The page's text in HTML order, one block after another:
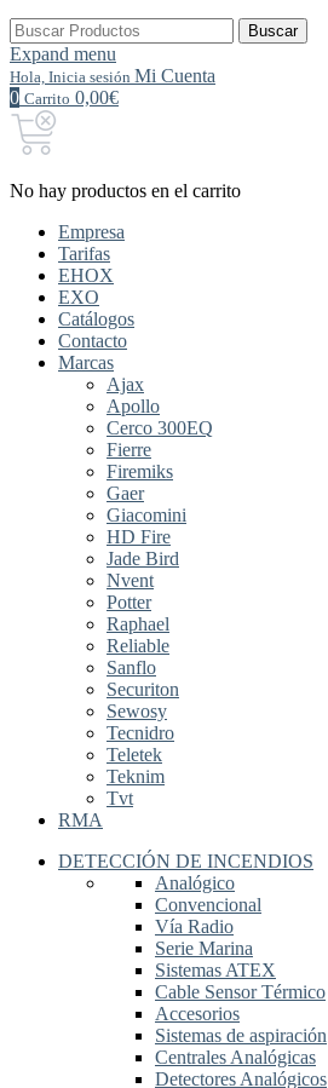
Buscar
por:
Buscar
Expand menu
Hola, Inicia sesión Mi Cuenta
0 Carrito 0,00€
No hay productos en el carrito
Empresa
Tarifas
EHOX
EXO
Catálogos
Contacto
Marcas
Ajax
Apollo
Cerco 300EQ
Fierre
Firemiks
Gaer
Giacomini
HD Fire
Jade Bird
Nvent
Potter
Raphael
Reliable
Sanflo
Securiton
Sewosy
Tecnidro
Teletek
Teknim
Tvt
RMA
DETECCIÓN DE INCENDIOS
Analógico
Convencional
Vía Radio
Serie Marina
Sistemas ATEX
Cable Sensor Térmico
Accesorios
Sistemas de aspiración
Centrales Analógicas
Detectores Analógicos